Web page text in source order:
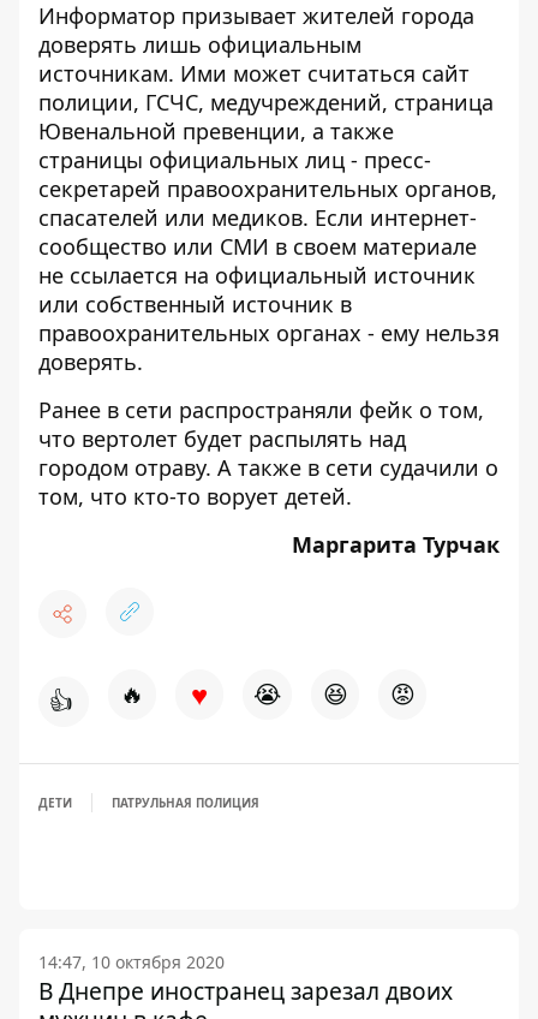
Информатор призывает жителей города
доверять лишь официальным
источникам. Ими может считаться сайт
полиции, ГСЧС, медучреждений, страница
Ювенальной превенции, а также
страницы официальных лиц - пресс-
секретарей правоохранительных органов,
спасателей или медиков. Если интернет-
сообщество или СМИ в своем материале
не ссылается на официальный источник
или собственный источник в
правоохранительных органах - ему нельзя
доверять.
Ранее в сети распространяли фейк о том,
что вертолет будет распылять над
городом отраву. А также в сети судачили о
том, что кто-то ворует детей.
Маргарита Турчак
👍 🔥 ♥ 😭 😆 😡
ДЕТИ ПАТРУЛЬНАЯ ПОЛИЦИЯ
14:47, 10 октября 2020
В Днепре иностранец зарезал двоих